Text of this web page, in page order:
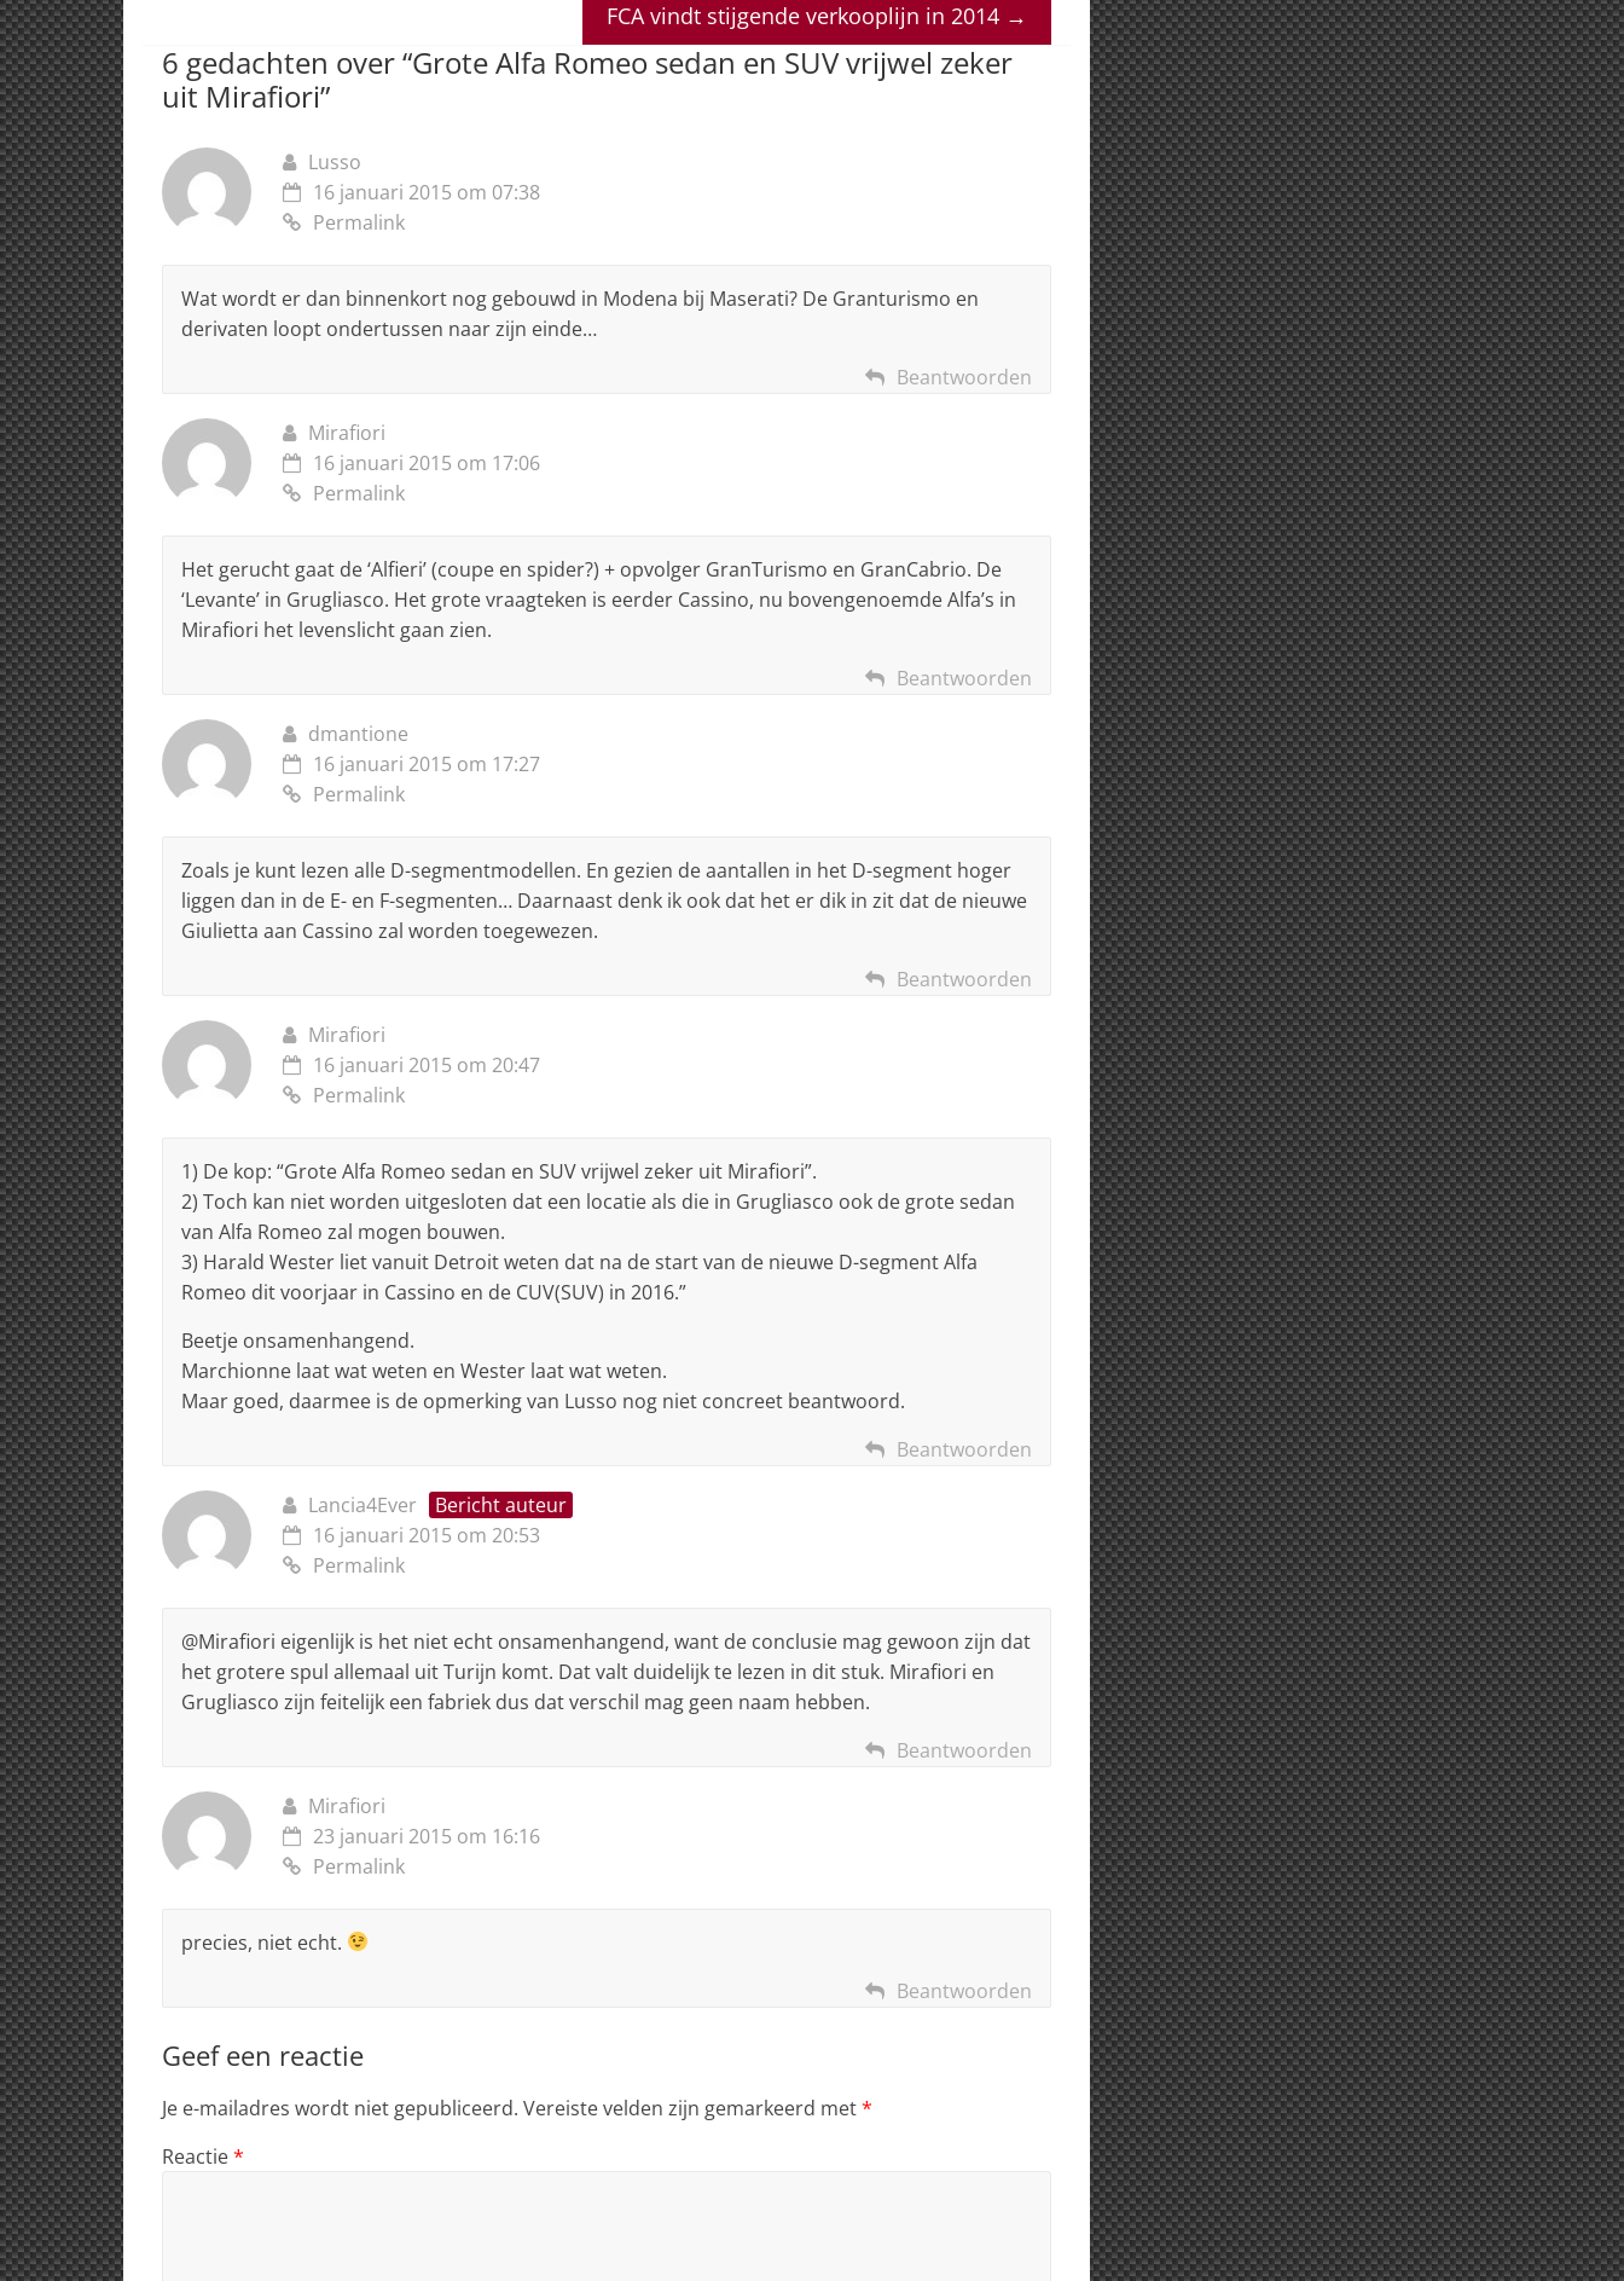
p
p
o
o
n s
FCA vindt stijgende verkooplijn in 2014 →
6 gedachten over “Grote Alfa Romeo sedan en SUV vrijwel zeker
uit Mirafiori”
Lusso
16 januari 2015 om 07:38
Permalink
Wat wordt er dan binnenkort nog gebouwd in Modena bij Maserati? De Granturismo en
derivaten loopt ondertussen naar zijn einde…
Beantwoorden
Mirafiori
16 januari 2015 om 17:06
Permalink
Het gerucht gaat de ‘Alfieri’ (coupe en spider?) + opvolger GranTurismo en GranCabrio. De
‘Levante’ in Grugliasco. Het grote vraagteken is eerder Cassino, nu bovengenoemde Alfa’s in
Mirafiori het levenslicht gaan zien.
Beantwoorden
dmantione
16 januari 2015 om 17:27
Permalink
Zoals je kunt lezen alle D-segmentmodellen. En gezien de aantallen in het D-segment hoger
liggen dan in de E- en F-segmenten… Daarnaast denk ik ook dat het er dik in zit dat de nieuwe
Giulietta aan Cassino zal worden toegewezen.
Beantwoorden
Mirafiori
16 januari 2015 om 20:47
Permalink
1) De kop: “Grote Alfa Romeo sedan en SUV vrijwel zeker uit Mirafiori”.
2) Toch kan niet worden uitgesloten dat een locatie als die in Grugliasco ook de grote sedan
van Alfa Romeo zal mogen bouwen.
3) Harald Wester liet vanuit Detroit weten dat na de start van de nieuwe D-segment Alfa
Romeo dit voorjaar in Cassino en de CUV(SUV) in 2016.”
Beetje onsamenhangend.
Marchionne laat wat weten en Wester laat wat weten.
Maar goed, daarmee is de opmerking van Lusso nog niet concreet beantwoord.
Beantwoorden
Lancia4Ever
Bericht auteur
16 januari 2015 om 20:53
Permalink
@Mirafiori eigenlijk is het niet echt onsamenhangend, want de conclusie mag gewoon zijn dat
het grotere spul allemaal uit Turijn komt. Dat valt duidelijk te lezen in dit stuk. Mirafiori en
Grugliasco zijn feitelijk een fabriek dus dat verschil mag geen naam hebben.
Beantwoorden
Mirafiori
23 januari 2015 om 16:16
Permalink
precies, niet echt.
Beantwoorden
Geef een reactie
Je e-mailadres wordt niet gepubliceerd. Vereiste velden zijn gemarkeerd met*
Reactie*